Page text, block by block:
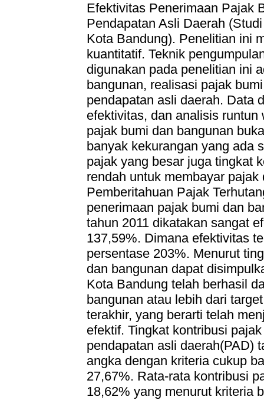
Efektivitas Penerimaan Pajak
Pendapatan Asli Daerah
Kota Bandung). Penelitian ini
kuantitatif. Teknik
digunakan pada penelitian ini
bangunan, realisasi pajak
pendapatan asli daerah. Data
efektivitas, dan analisis
pajak bumi dan bangunan
banyak kekurangan yang ada
pajak yang besar juga tingkat
rendah untuk membayar
Pemberitahuan Pajak
penerimaan pajak bumi dan
tahun 2011 dikatakan sangat
137,59%. Dimana efektivitas
persentase 203%. Menurut
dan bangunan dapat
Kota Bandung telah berhasil
bangunan atau lebih dari
terakhir, yang berarti telah
efektif. Tingkat kontribusi
pendapatan asli daerah(PAD)
angka dengan kriteria cukup
27,67%. Rata-rata kontribusi
18,62% yang menurut kriteria